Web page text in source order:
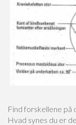
Find forskellene på
Hvad synes du er